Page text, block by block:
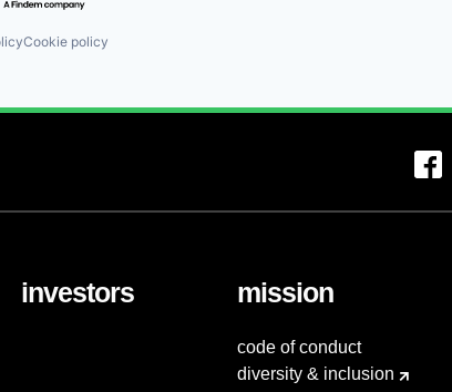
Cookie policy
investors mission
code of conduct
diversity & inclusion